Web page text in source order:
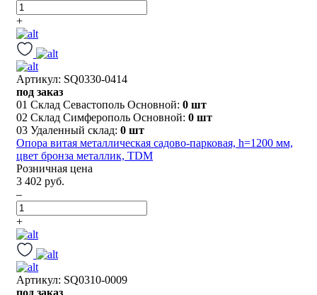
+
Артикул: SQ0330-0414
под заказ
01 Склад Севастополь Основной: 0 шт
02 Склад Симферополь Основной: 0 шт
03 Удаленный склад: 0 шт
Опора витая металлическая садово-парковая, h=1200 мм,
цвет бронза металлик, TDM
Розничная цена
3 402 руб.
–
+
Артикул: SQ0310-0009
под заказ